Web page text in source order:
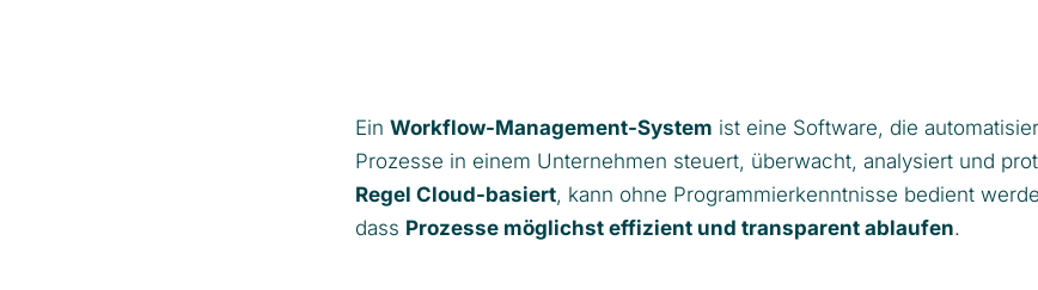
Ein Workflow-Management-System ist eine Software, die
Prozesse in einem Unternehmen steuert, überwacht, analysiert und
Regel Cloud-basiert, kann ohne Programmierkenntnisse bedient
dass Prozesse möglichst effizient und transparent ablaufen.